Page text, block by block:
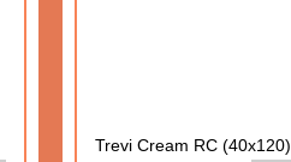
Trevi Cream RC (40x120)